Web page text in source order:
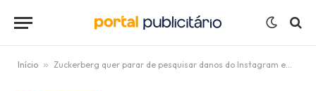
Início » Zuckerberg quer parar de pesquisar danos do Instagram em adolescentes